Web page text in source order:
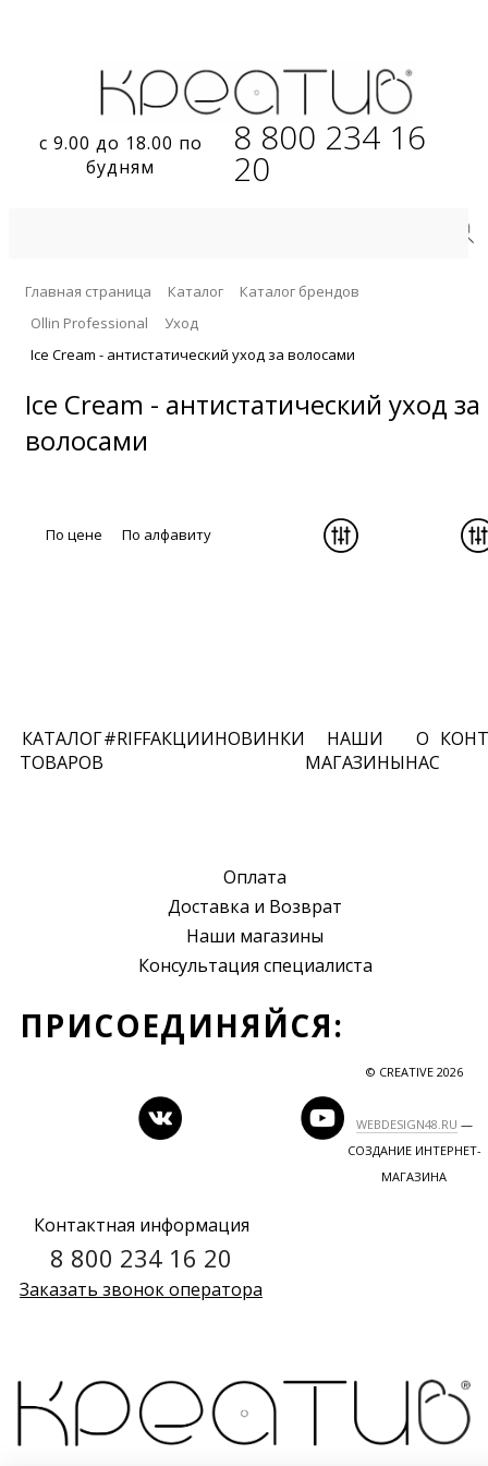
с 9.00 до 18.00 по
будням
8 800 234 16
20
Главная страница Каталог
Каталог брендов
Ollin Professional
Уход
Ice Cream - антистатический уход за волосами
Ice Cream - антистатический уход за
волосами
По цене По алфавиту
КАТАЛОГ
ТОВАРОВ
#RIFFАКЦИИНОВИНКИ
НАШИ
МАГАЗИНЫ
О
НАС
Оплата
Доставка и Возврат
Наши магазины
Консультация специалиста
ПРИСОЕДИНЯЙСЯ:
Контактная информация
8 800 234 16 20
Заказать звонок оператора
© CREATIVE 2026
WEBDESIGN48.RU —
СОЗДАНИЕ ИНТЕРНЕТ-
МАГАЗИНА